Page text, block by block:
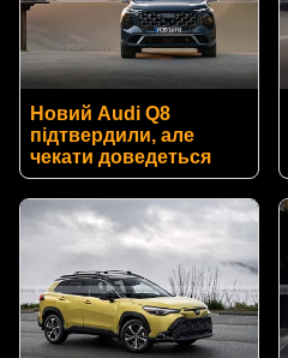
Новий Audi Q8
підтвердили, але
чекати доведеться